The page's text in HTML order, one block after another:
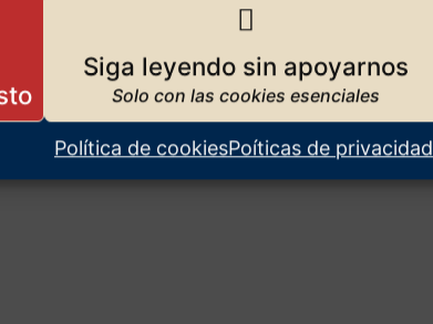
Siga leyendo sin apoyarnos
Política de cookiesPoíticas de privacidad